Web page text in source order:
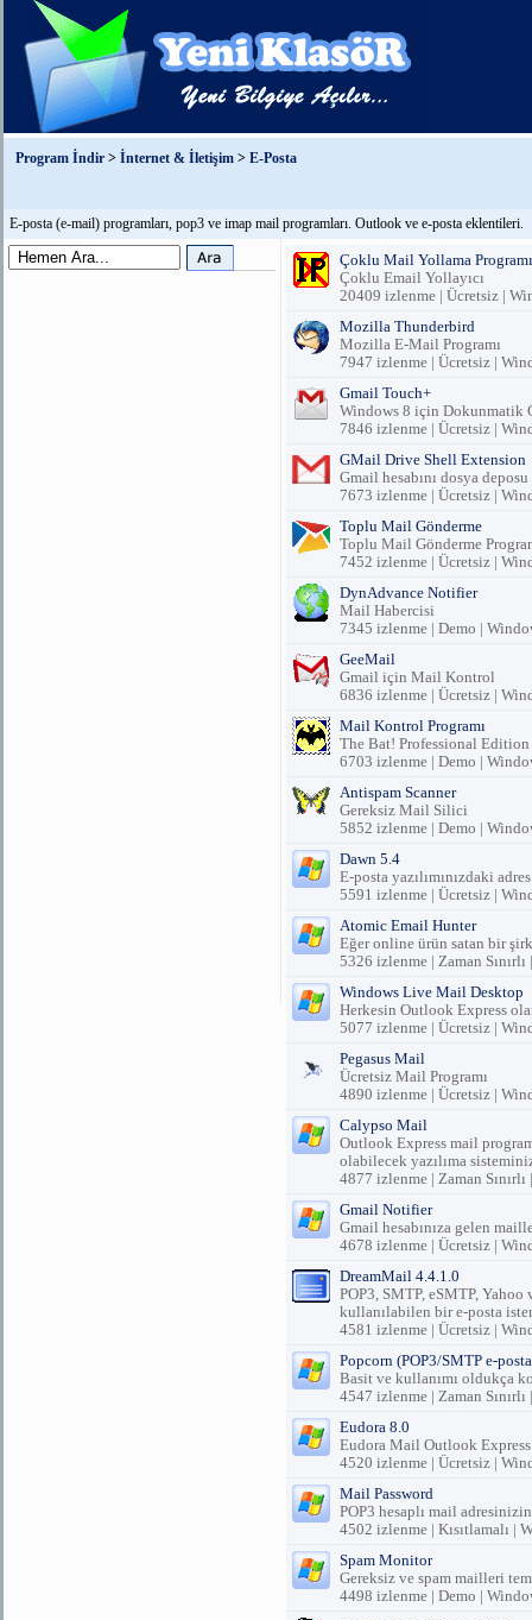
Program İndir > İnternet & İletişim > E-Posta
E-posta (e-mail) programları, pop3 ve imap mail programları. Outlook ve e-posta eklentileri.
Çoklu Mail Yollama Programı
Çoklu Email Yollayıcı
20409 izlenme | Ücretsiz |
Mozilla Thunderbird
Mozilla E-Mail Programı
7947 izlenme | Ücretsiz |
Gmail Touch+
Windows 8 için Dokunmatik
7846 izlenme | Ücretsiz |
GMail Drive Shell Extension
Gmail hesabını dosya
7673 izlenme | Ücretsiz |
Toplu Mail Gönderme
Toplu Mail Gönderme
7452 izlenme | Ücretsiz |
DynAdvance Notifier
Mail Habercisi
7345 izlenme | Demo |
GeeMail
Gmail için Mail Kontrol
6836 izlenme | Ücretsiz |
Mail Kontrol Programı
The Bat! Professional Edition
6703 izlenme | Demo |
Antispam Scanner
Gereksiz Mail Silici
5852 izlenme | Demo |
Dawn 5.4
E-posta yazılımınızdaki
5591 izlenme | Ücretsiz |
Atomic Email Hunter
Eğer online ürün satan bir
5326 izlenme | Zaman
Windows Live Mail Desktop
Herkesin Outlook Express
5077 izlenme | Ücretsiz |
Pegasus Mail
Ücretsiz Mail Programı
4890 izlenme | Ücretsiz |
Calypso Mail
Outlook Express mail
olabilecek yazılıma
4877 izlenme | Zaman
Gmail Notifier
Gmail hesabınıza gelen
4678 izlenme | Ücretsiz |
DreamMail 4.4.1.0
POP3, SMTP, eSMTP,
kullanılabilen bir e-posta
4581 izlenme | Ücretsiz |
Popcorn (POP3/SMTP e-posta
Basit ve kullanımı oldukça
4547 izlenme | Zaman
Eudora 8.0
Eudora Mail Outlook
4520 izlenme | Ücretsiz |
Mail Password
POP3 hesaplı mail
4502 izlenme | Kısıtlamalı |
Spam Monitor
Gereksiz ve spam mailleri
4498 izlenme | Demo |